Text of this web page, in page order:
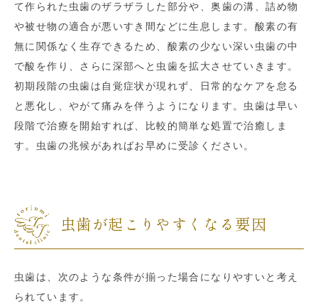
て作られた虫歯のザラザラした部分や、奥歯の溝、詰め物
や被せ物の適合が悪いすき間などに生息します。酸素の有
無に関係なく生存できるため、酸素の少ない深い虫歯の中
で酸を作り、さらに深部へと虫歯を拡大させていきます。
初期段階の虫歯は自覚症状が現れず、日常的なケアを怠る
と悪化し、やがて痛みを伴うようになります。虫歯は早い
段階で治療を開始すれば、比較的簡単な処置で治癒しま
す。虫歯の兆候があればお早めに受診ください。
虫歯が起こりやすくなる要因
虫歯は、次のような条件が揃った場合になりやすいと考え
られています。